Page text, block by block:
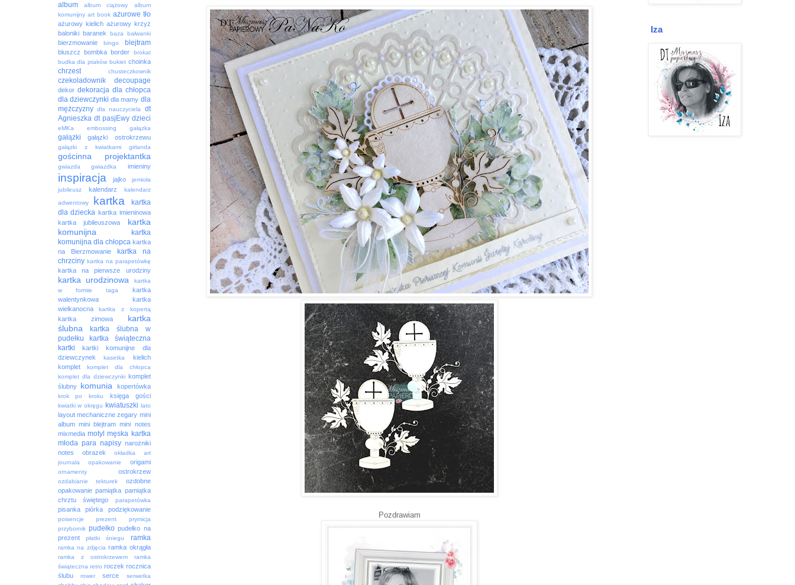
Pozdrawiam
album album ciążowy
album
komunijny art book ażurowe tło
ażurowy kielich ażurowy krzyż
baloniki
baranek baza bałwanki
bierzmowanie bingo blejtram
bluszcz bombka border
brokat
budka dla ptaków bukiet choinka
chrzest chusteczkownik
czekoladownik decoupage
dekor dekoracja dla chłopca
dla dziewczynki dla mamy dla
mężczyzny dla nauczyciela
dt
Agnieszka dt pasjEwy dzieci
eMKa embossing gałązka
gałązki gałązki ostrokrzewu
gałązki z kwiatkami girlanda
gościnna projektantka
gwiazda gwiazdka imieniny
inspiracja jajko
jemioła
jubileusz
kalendarz
kalendarz
adwentowy
kartka
kartka
dla dziecka kartka imieninowa
kartka jubileuszowa
kartka
komunijna
kartka
komunijna dla chłopca kartka
na Bierzmowanie
kartka na
chrzciny kartka na parapetówkę
kartka na pierwsze urodziny
kartka urodzinowa
kartka
w formie taga
kartka
walentynkowa
kartka
wielkanocna
kartka z kopertą
kartka zimowa
kartka
ślubna
kartka ślubna w
pudełku
kartka świąteczna
kartki
kartki komunijne dla
dziewczynek
kasetka
kielich
komplet
komplet dla chłopca
komplet dla dziewczynki komplet
ślubny
komunia kopertówka
krok po kroku księga gości
kwiatki w okręgu kwiatuszki lato
layout mechaniczne zegary mini
album mini blejtram mini notes
mixmedia motyl męska kartka
młoda para napisy narożniki
notes
obrazek
okładka art
journala
opakowanie origami
ornamenty ostrokrzew
ozdabianie tekturek
ozdobne
opakowanie pamiątka pamiątka
chrztu świętego
parapetówka
pisanka piórka podziękowanie
poisencje prezent
prymicja
przybornik pudełko pudełko na
prezent
płatki śniegu ramka
ramka na zdjęcia ramka okrągła
ramka z ostrokrzewem
ramka
świąteczna retro roczek rocznica
ślubu
rower serce
serwetka
Iza